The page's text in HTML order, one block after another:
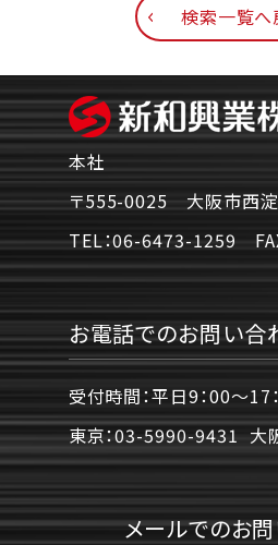
検索一覧へ
本社
〒555-0025 大阪市西
TEL：06-6473-1259
お電話でのお問い合
受付時間：平日9：00〜17
東京：03-5990-9431 大
メールでのお